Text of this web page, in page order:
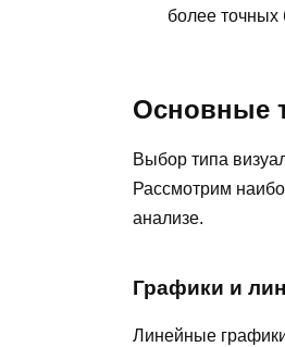
более точных
Основные
Выбор типа
Рассмотрим
анализе.
Графики и
Линейные